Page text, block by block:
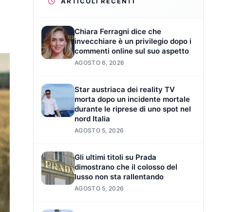
Chiara Ferragni dice che
invecchiare è un privilegio dopo i
commenti online sul suo aspetto
AGOSTO 6, 2026
Star austriaca dei reality TV
morta dopo un incidente mortale
durante le riprese di uno spot nel
nord Italia
AGOSTO 5, 2026
Gli ultimi titoli su Prada
dimostrano che il colosso del
lusso non sta rallentando
AGOSTO 5, 2026